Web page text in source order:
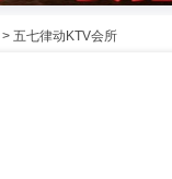
> 五七律动KTV会所